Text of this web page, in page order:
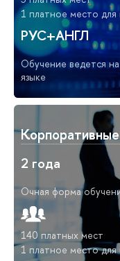
1 платное место для
РУС+АНГЛ
Обучение ведется
языке
2 года
Очная форма
140 платных мест
1 платное место для